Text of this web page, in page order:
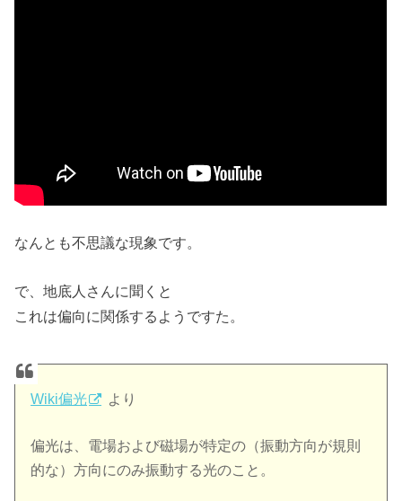
なんとも不思議な現象です。
で、地底人さんに聞くと
これは偏向に関係するようですた。
Wiki偏光 より
偏光は、電場および磁場が特定の（振動方向が規則
的な）方向にのみ振動する光のこと。